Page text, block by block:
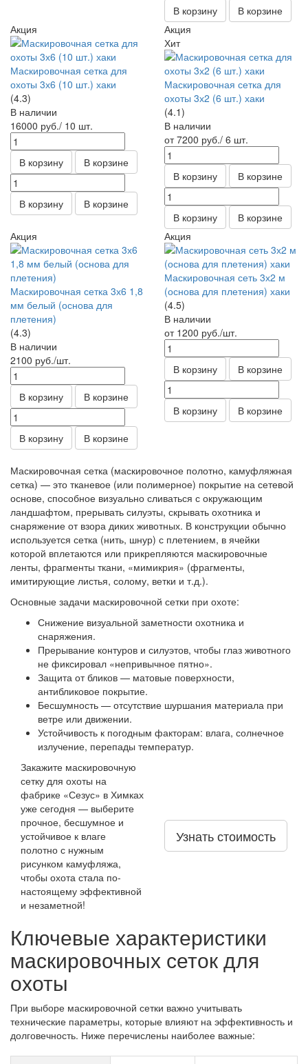
В корзину
В корзине
Акция
Маскировочная сетка для
охоты 3х6 (10 шт.) хаки
(4.3)
В наличии
16000 руб./ 10 шт.
В корзину В корзине
В корзину В корзине
Акция
Хит
Маскировочная сетка для
охоты 3х2 (6 шт.) хаки
(4.1)
В наличии
от 7200 руб./ 6 шт.
В корзину В корзине
В корзину
В корзине
Акция
Маскировочная сетка 3х6 1,8
мм белый (основа для
плетения)
(4.3)
В наличии
2100 руб./шт.
В корзину В корзине
В корзину В корзине
Акция
Маскировочная сеть 3х2 м
(основа для плетения) хаки
(4.5)
В наличии
от 1200 руб./шт.
В корзину В корзине
В корзину В корзине
Маскировочная сетка (маскировочное полотно, камуфляжная
сетка) — это тканевое (или полимерное) покрытие на сетевой
основе, способное визуально сливаться с окружающим
ландшафтом, прерывать силуэты, скрывать охотника и
снаряжение от взора диких животных. В конструкции обычно
используется сетка (нить, шнур) с плетением, в ячейки
которой вплетаются или прикрепляются маскировочные
ленты, фрагменты ткани, «мимикрия» (фрагменты,
имитирующие листья, солому, ветки и т.д.).
Основные задачи маскировочной сетки при охоте:
Снижение визуальной заметности охотника и
снаряжения.
Прерывание контуров и силуэтов, чтобы глаз животного
не фиксировал «непривычное пятно».
Защита от бликов — матовые поверхности,
антибликовое покрытие.
Бесшумность — отсутствие шуршания материала при
ветре или движении.
Устойчивость к погодным факторам: влага, солнечное
излучение, перепады температур.
Закажите маскировочную
сетку для охоты на
фабрике «Сезус» в Химках
уже сегодня — выберите
прочное, бесшумное и
устойчивое к влаге
полотно с нужным
рисунком камуфляжа,
чтобы охота стала по-
настоящему эффективной
и незаметной!
Узнать стоимость
Ключевые характеристики
маскировочных сеток для
охоты
При выборе маскировочной сетки важно учитывать
технические параметры, которые влияют на эффективность и
долговечность. Ниже перечислены наиболее важные: